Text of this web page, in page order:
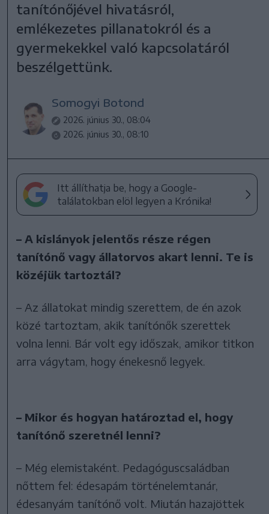
tanítónőjével hivatásról,
emlékezetes pillanatokról és a
gyermekekkel való kapcsolatáról
beszélgettünk.
Somogyi Botond
2026. június 30., 08:04
2026. június 30., 08:10
Itt állíthatja be, hogy a Google-
találatokban elöl legyen a Krónika!
– A kislányok jelentős része régen
tanítónő vagy állatorvos akart lenni. Te is
közéjük tartoztál?
– Az állatokat mindig szerettem, de én azok
közé tartoztam, akik tanítónők szerettek
volna lenni. Bár volt egy időszak, amikor titkon
arra vágytam, hogy énekesnő legyek.
– Mikor és hogyan határoztad el, hogy
tanítónő szeretnél lenni?
– Még elemistaként. Pedagóguscsaládban
nőttem fel: édesapám történelemtanár,
édesanyám tanítónő volt. Miután hazajöttek